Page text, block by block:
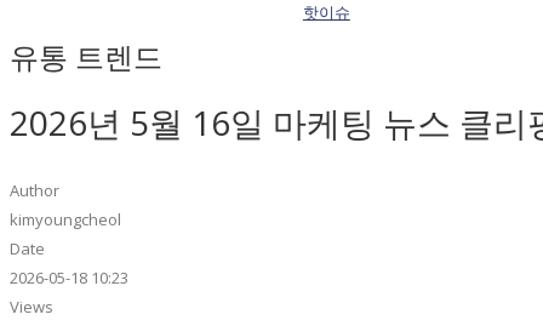
핫이슈
유통 트렌드
2026년 5월 16일 마케팅 뉴스 클리
Author
kimyoungcheol
Date
2026-05-18 10:23
Views